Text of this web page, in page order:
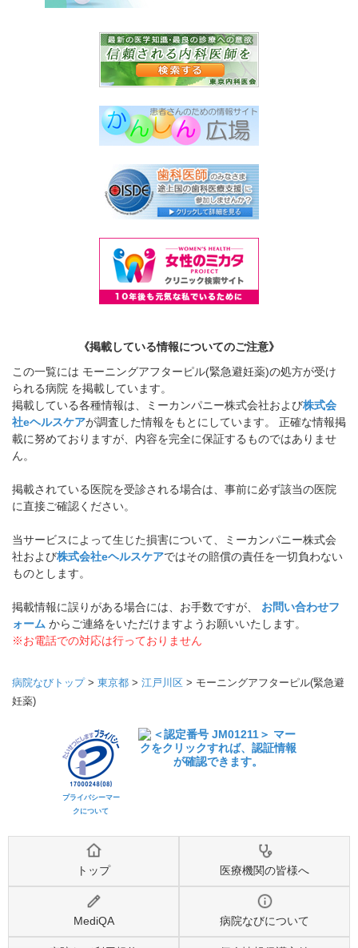
《掲載している情報についてのご注意》
この一覧には モーニングアフターピル(緊急避妊薬)の処方が受け
られる病院 を掲載しています。
掲載している各種情報は、ミーカンパニー株式会社および株式会
社eヘルスケアが調査した情報をもとにしています。 正確な情報掲
載に努めておりますが、内容を完全に保証するものではありませ
ん。
掲載されている医院を受診される場合は、事前に必ず該当の医院
に直接ご確認ください。
当サービスによって生じた損害について、ミーカンパニー株式会
社および株式会社eヘルスケアではその賠償の責任を一切負わない
ものとします。
掲載情報に誤りがある場合には、お手数ですが、 お問い合わせフ
ォーム からご連絡をいただけますようお願いいたします。
※お電話での対応は行っておりません
病院なびトップ> 東京都 > 江戸川区 > モーニングアフターピル(緊急避
妊薬)
プライバシーマー
クについて
トップ 医療機関の皆様へ
MediQA 病院なびについて